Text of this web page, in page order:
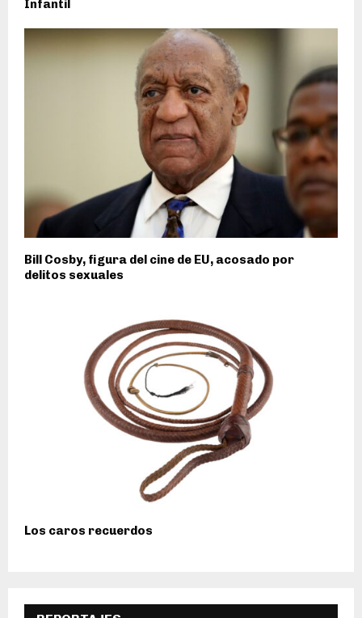
Infantil
Bill Cosby, figura del cine de EU, acosado por
delitos sexuales
Los caros recuerdos